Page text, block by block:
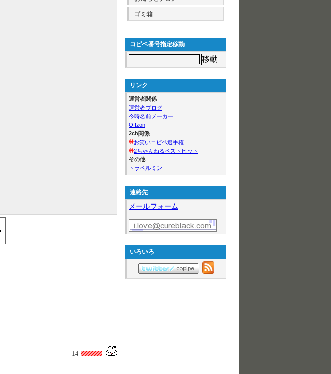
14
ゴミ箱
コピペ番号指定移動
リンク
運営者関係
運営者ブログ
今時名前メーカー
Offzon
2ch関係
お笑いコピペ選手権
2ちゃんねるベストヒット
その他
トラベルミン
連絡先
メールフォーム
いろいろ